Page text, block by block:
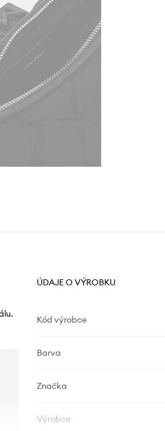
ÚDAJE O VÝROBKU
Kód výrobce
Barva
Značka
Výrobce